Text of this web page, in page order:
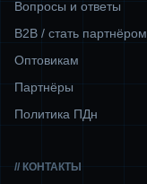
Вопросы и ответы
B2B / стать партнёром
Оптовикам
Партнёры
Политика ПДн
// КОНТАКТЫ